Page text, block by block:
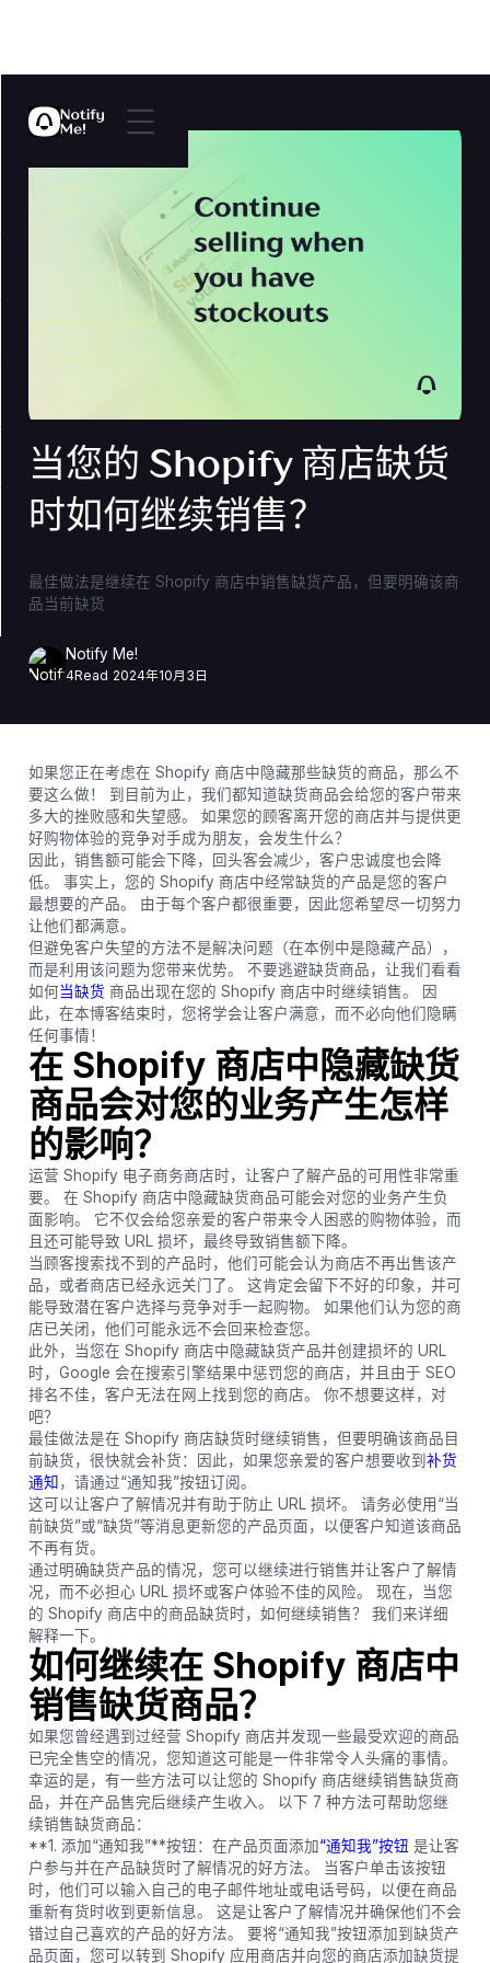
当您的 Shopify 商店缺货
时如何继续销售？
最佳做法是继续在 Shopify 商店中销售缺货产品，但要明确该商
品当前缺货
Notify Me!
4Read 2024年10月3日
如果您正在考虑在 Shopify 商店中隐藏那些缺货的商品，那么不
要这么做！ 到目前为止，我们都知道缺货商品会给您的客户带来
多大的挫败感和失望感。 如果您的顾客离开您的商店并与提供更
好购物体验的竞争对手成为朋友，会发生什么？
因此，销售额可能会下降，回头客会减少，客户忠诚度也会降
低。 事实上，您的 Shopify 商店中经常缺货的产品是您的客户
最想要的产品。 由于每个客户都很重要，因此您希望尽一切努力
让他们都满意。
但避免客户失望的方法不是解决问题（在本例中是隐藏产品），
而是利用该问题为您带来优势。 不要逃避缺货商品，让我们看看
如何当缺货 商品出现在您的 Shopify 商店中时继续销售。 因
此，在本博客结束时，您将学会让客户满意，而不必向他们隐瞒
任何事情！
在 Shopify 商店中隐藏缺货
商品会对您的业务产生怎样
的影响？
运营 Shopify 电子商务商店时，让客户了解产品的可用性非常重
要。 在 Shopify 商店中隐藏缺货商品可能会对您的业务产生负
面影响。 它不仅会给您亲爱的客户带来令人困惑的购物体验，而
且还可能导致 URL 损坏，最终导致销售额下降。
当顾客搜索找不到的产品时，他们可能会认为商店不再出售该产
品，或者商店已经永远关门了。 这肯定会留下不好的印象，并可
能导致潜在客户选择与竞争对手一起购物。 如果他们认为您的商
店已关闭，他们可能永远不会回来检查您。
此外，当您在 Shopify 商店中隐藏缺货产品并创建损坏的 URL
时，Google 会在搜索引擎结果中惩罚您的商店，并且由于 SEO
排名不佳，客户无法在网上找到您的商店。 你不想要这样，对
吧？
最佳做法是在 Shopify 商店缺货时继续销售，但要明确该商品目
前缺货，很快就会补货：因此，如果您亲爱的客户想要收到 补货
通知 ，请通过“通知我”按钮订阅。
这可以让客户了解情况并有助于防止 URL 损坏。 请务必使用“当
前缺货”或“缺货”等消息更新您的产品页面，以便客户知道该商品
不再有货。
通过明确缺货产品的情况，您可以继续进行销售并让客户了解情
况，而不必担心 URL 损坏或客户体验不佳的风险。 现在，当您
的 Shopify 商店中的商品缺货时，如何继续销售？ 我们来详细
解释一下。
如何继续在 Shopify 商店中
销售缺货商品？
如果您曾经遇到过经营 Shopify 商店并发现一些最受欢迎的商品
已完全售空的情况，您知道这可能是一件非常令人头痛的事情。
幸运的是，有一些方法可以让您的 Shopify 商店继续销售缺货商
品，并在产品售完后继续产生收入。 以下 7 种方法可帮助您继
续销售缺货商品：
**1. 添加“通知我”**按钮：在产品页面添加“通知我”按钮 是让客
户参与并在产品缺货时了解情况的好方法。 当客户单击该按钮
时，他们可以输入自己的电子邮件地址或电话号码，以便在商品
重新有货时收到更新信息。 这是让客户了解情况并确保他们不会
错过自己喜欢的产品的好方法。 要将“通知我”按钮添加到缺货产
品页面，您可以转到 Shopify 应用商店并向您的商店添加缺货提